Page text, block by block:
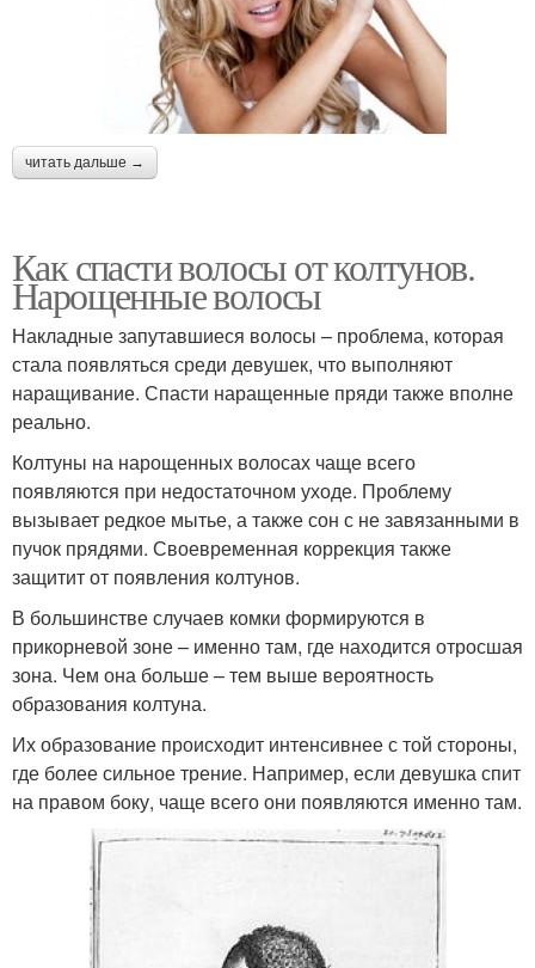
читать дальше →
Как спасти волосы от колтунов.
Нарощенные волосы
Накладные запутавшиеся волосы – проблема, которая
стала появляться среди девушек, что выполняют
наращивание. Спасти наращенные пряди также вполне
реально.
Колтуны на нарощенных волосах чаще всего
появляются при недостаточном уходе. Проблему
вызывает редкое мытье, а также сон с не завязанными в
пучок прядями. Своевременная коррекция также
защитит от появления колтунов.
В большинстве случаев комки формируются в
прикорневой зоне – именно там, где находится отросшая
зона. Чем она больше – тем выше вероятность
образования колтуна.
Их образование происходит интенсивнее с той стороны,
где более сильное трение. Например, если девушка спит
на правом боку, чаще всего они появляются именно там.